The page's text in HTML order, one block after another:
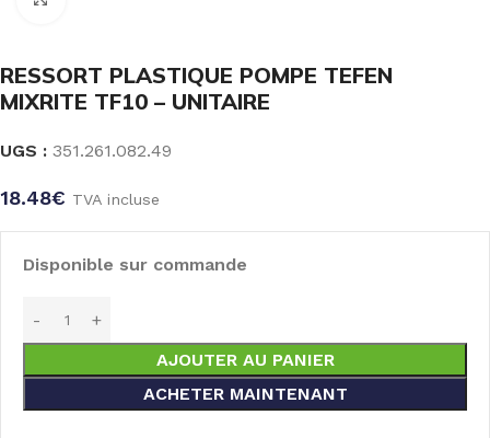
RESSORT PLASTIQUE POMPE TEFEN
MIXRITE TF10 – UNITAIRE
UGS : 351.261.082.49
18.48€ TVA incluse
Disponible sur commande
AJOUTER AU PANIER
ACHETER MAINTENANT